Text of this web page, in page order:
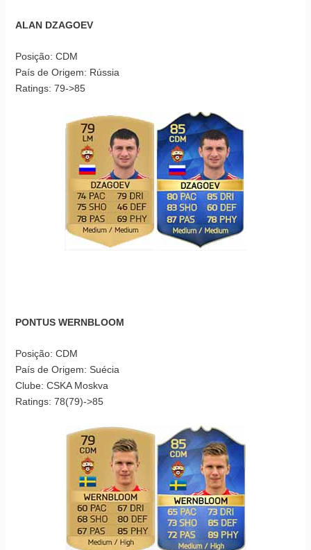
ALAN DZAGOEV
Posição: CDM
País de Origem: Rússia
Ratings: 79->85
PONTUS WERNBLOOM
Posição: CDM
País de Origem: Suécia
Clube: CSKA Moskva
Ratings: 78(79)->85